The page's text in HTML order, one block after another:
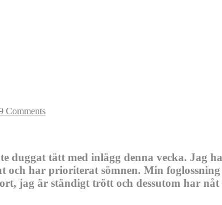
Comments
duggat tätt med inlägg denna vecka. Jag
och har prioriterat sömnen. Min
jag är ständigt trött och dessutom har